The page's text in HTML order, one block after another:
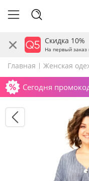
Скидка 10%
На первый
Главная Женская
Сегодня